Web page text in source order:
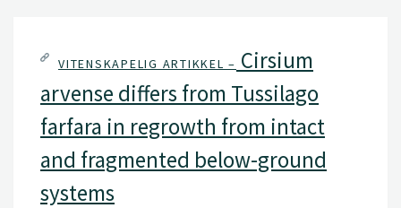
VITENSKAPELIG ARTIKKEL – Cirsium
arvense differs from Tussilago
farfara in regrowth from intact
and fragmented below-ground
systems